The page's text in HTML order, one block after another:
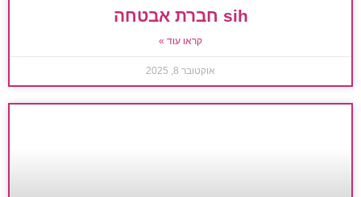
sih חברת אבטחה
קראו עוד »
אוקטובר 8, 2025